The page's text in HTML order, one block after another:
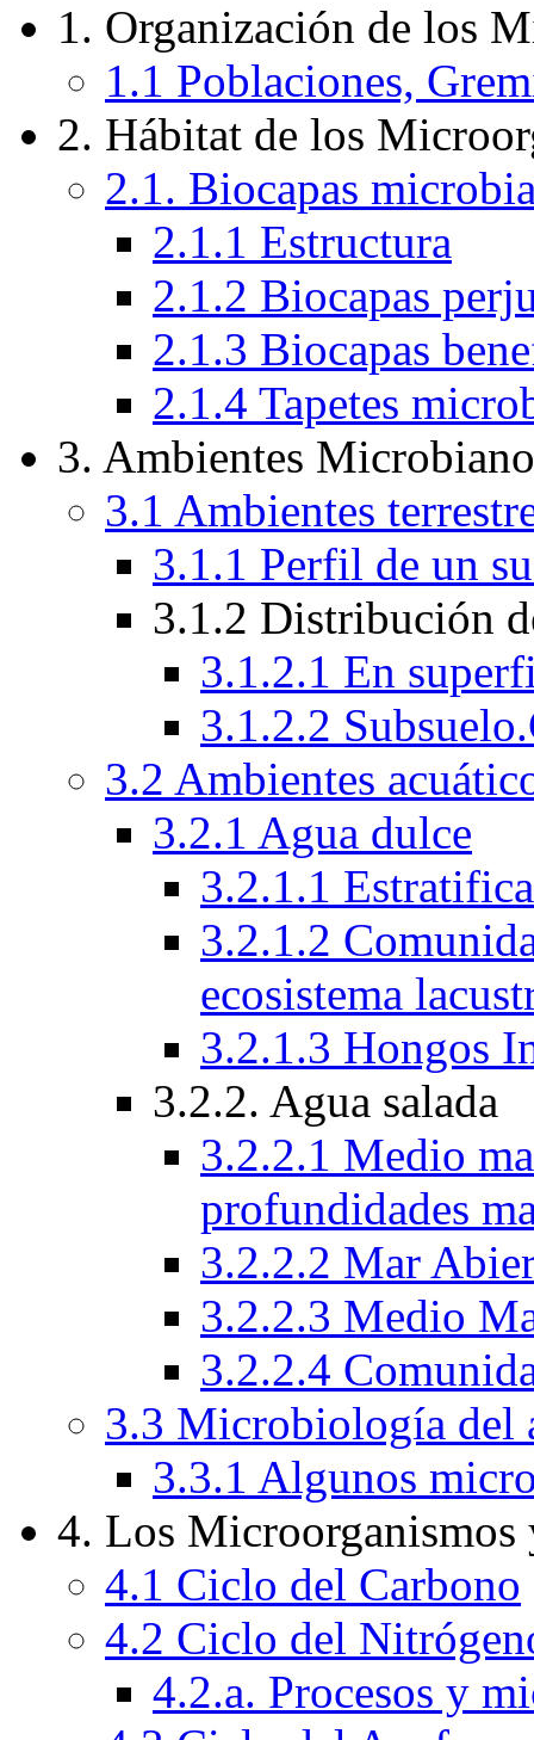
1. Organización de los
1.1 Poblaciones,
2. Hábitat de los
2.1. Biocapas
2.1.1 Estructura
2.1.2 Biocapas
2.1.3 Biocapas
2.1.4 Tapetes
3. Ambientes
3.1 Ambientes
3.1.1 Perfil de un
3.1.2 Distribución
3.1.2.1 En
3.1.2.2
3.2 Ambientes
3.2.1 Agua dulce
3.2.1.1
3.2.1.2
ecosistema
3.2.1.3 Hongos
3.2.2. Agua salada
3.2.2.1 Medio
profundidades
3.2.2.2 Mar
3.2.2.3 Medio
3.2.2.4
3.3 Microbiología del
3.3.1 Algunos
4. Los
4.1 Ciclo del Carbono
4.2 Ciclo del
4.2.a. Procesos y